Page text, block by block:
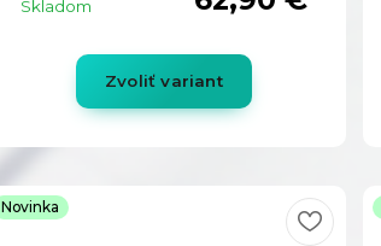
Skladom
Zvoliť variant
Novinka